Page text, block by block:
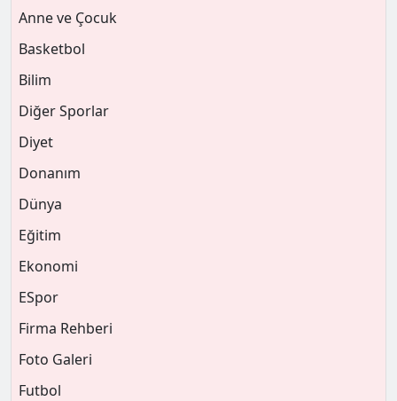
Anne ve Çocuk
Basketbol
Bilim
Diğer Sporlar
Diyet
Donanım
Dünya
Eğitim
Ekonomi
ESpor
Firma Rehberi
Foto Galeri
Futbol